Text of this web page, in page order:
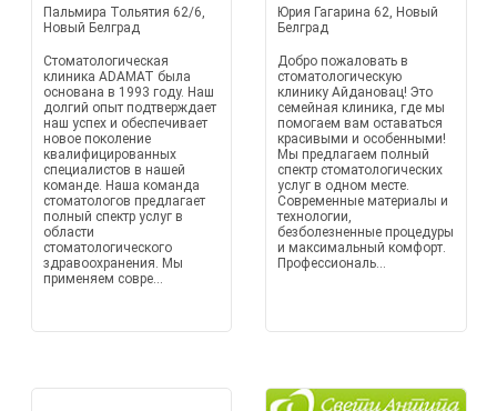
Пальмира Тольятия 62/6,
Новый Белград
Стоматологическая
клиника ADAMAT была
основана в 1993 году. Наш
долгий опыт подтверждает
наш успех и обеспечивает
новое поколение
квалифицированных
специалистов в нашей
команде. Наша команда
стоматологов предлагает
полный спектр услуг в
области
стоматологического
здравоохранения. Мы
применяем совре...
Юрия Гагарина 62, Новый
Белград
Добро пожаловать в
стоматологическую
клинику Айдановац! Это
семейная клиника, где мы
помогаем вам оставаться
красивыми и особенными!
Мы предлагаем полный
спектр стоматологических
услуг в одном месте.
Современные материалы и
технологии,
безболезненные процедуры
и максимальный комфорт.
Профессиональ...